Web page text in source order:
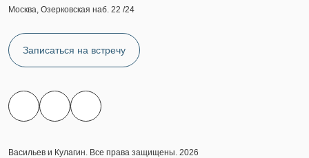
Москва, Озерковская наб. 22 /24
Записаться на встречу
Васильев и Кулагин. Все права защищены. 2026